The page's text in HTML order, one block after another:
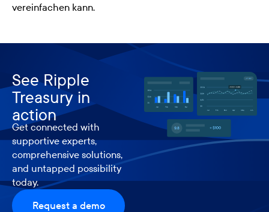
vereinfachen kann.
See Ripple
Treasury in
action
Get connected with
supportive experts,
comprehensive solutions,
and untapped possibility
today.
Request a demo